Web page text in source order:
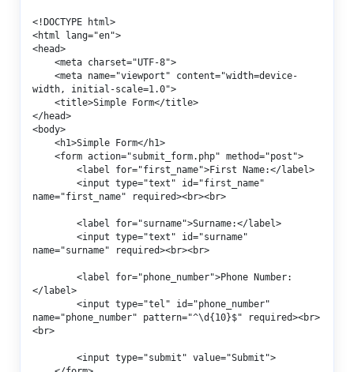
<!DOCTYPE html>
<html lang="en">
<head>
width, initial-scale=1.0">
</head>
<body>
name="first_name" required><br><br>
name="surname" required><br><br>
</label>
name="phone_number" pattern="^\d{10}$" required><br>
<br>